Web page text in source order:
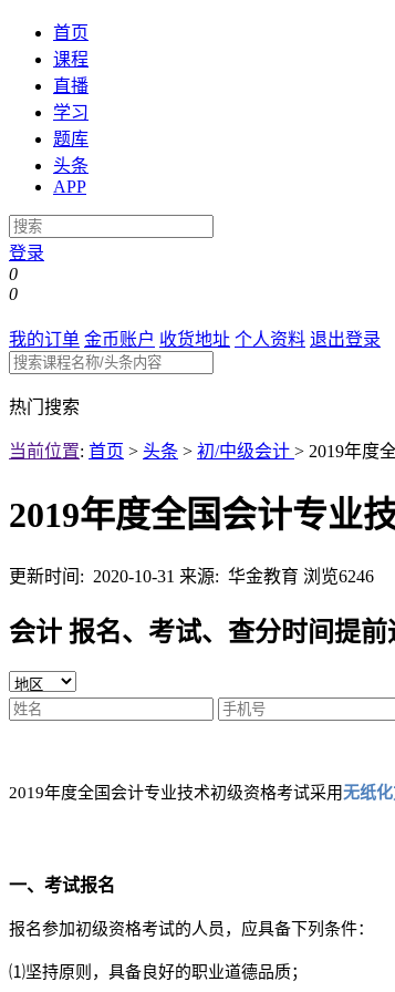
首页
课程
直播
学习
题库
头条
APP
登录
0
0
我的订单 金币账户 收货地址 个人资料 退出登录
热门搜索
当前位置: 首页 > 头条 > 初/中级会计 > 2019年度
2019年度全国会计专业
更新时间: 2020-10-31 来源: 华金教育 浏览6246
会计 报名、考试、查分时间提前
2019年度全国会计专业技术初级资格考试采用无纸化
一、考试报名
报名参加初级资格考试的人员，应具备下列条件：
⑴坚持原则，具备良好的职业道德品质；